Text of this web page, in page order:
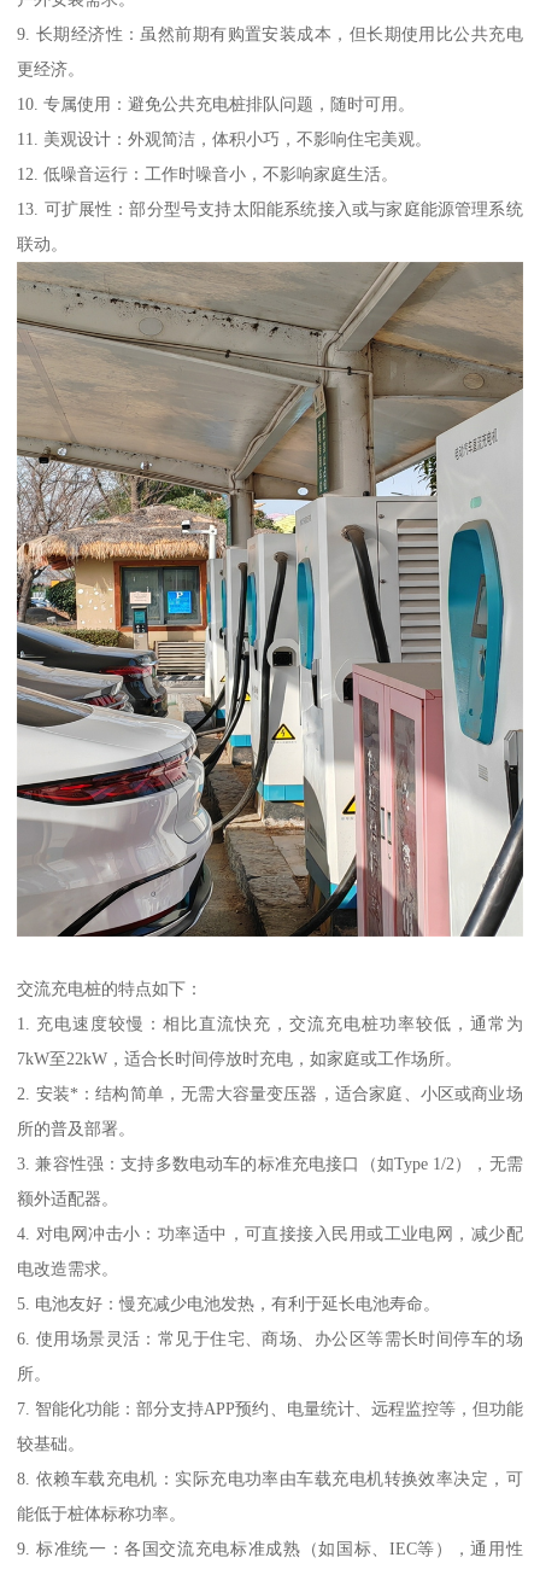
9. 长期经济性：虽然前期有购置安装成本，但长期使用比公共充电
更经济。
10. 专属使用：避免公共充电桩排队问题，随时可用。
11. 美观设计：外观简洁，体积小巧，不影响住宅美观。
12. 低噪音运行：工作时噪音小，不影响家庭生活。
13. 可扩展性：部分型号支持太阳能系统接入或与家庭能源管理系统
联动。
交流充电桩的特点如下：
1. 充电速度较慢：相比直流快充，交流充电桩功率较低，通常为
7kW至22kW，适合长时间停放时充电，如家庭或工作场所。
2. 安装*：结构简单，无需大容量变压器，适合家庭、小区或商业场
所的普及部署。
3. 兼容性强：支持多数电动车的标准充电接口（如Type 1/2），无需
额外适配器。
4. 对电网冲击小：功率适中，可直接接入民用或工业电网，减少配
电改造需求。
5. 电池友好：慢充减少电池发热，有利于延长电池寿命。
6. 使用场景灵活：常见于住宅、商场、办公区等需长时间停车的场
所。
7. 智能化功能：部分支持APP预约、电量统计、远程监控等，但功能
较基础。
8. 依赖车载充电机：实际充电功率由车载充电机转换效率决定，可
能低于桩体标称功率。
9. 标准统一：各国交流充电标准成熟（如国标、IEC等），通用性